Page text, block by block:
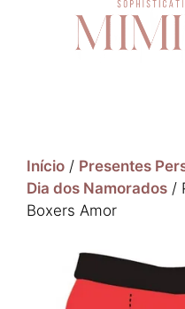
Início / Presentes
Dia dos Namorados /
Boxers Amor